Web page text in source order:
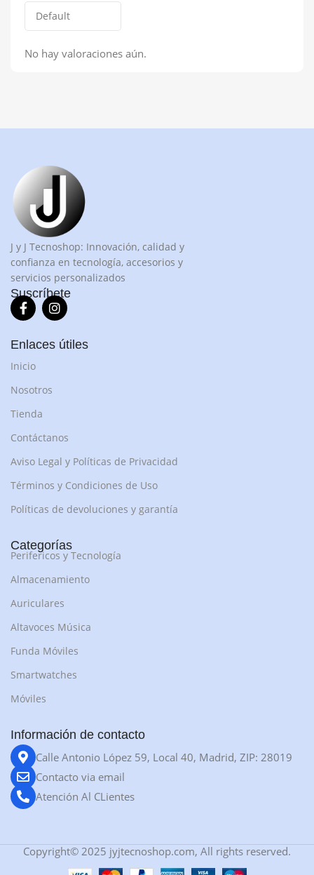
No hay valoraciones aún.
J y J Tecnoshop: Innovación, calidad y
confianza en tecnología, accesorios y
servicios personalizados
Suscríbete
Enlaces útiles
Inicio
Nosotros
Tienda
Contáctanos
Aviso Legal y Políticas de Privacidad
Términos y Condiciones de Uso
Políticas de devoluciones y garantía
Categorías
Perifericos y Tecnología
Almacenamiento
Auriculares
Altavoces Música
Funda Móviles
Smartwatches
Móviles
Información de contacto
Calle Antonio López 59, Local 40, Madrid, ZIP: 28019
Contacto via email
Atención Al CLientes
Copyright© 2025 jyjtecnoshop.com, All rights reserved.